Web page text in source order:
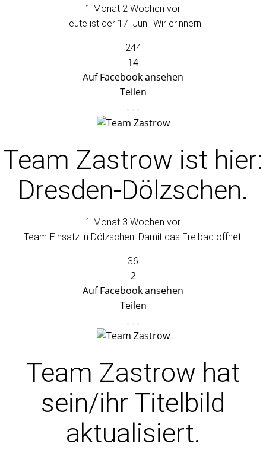
1 Monat 2 Wochen vor
Heute ist der 17. Juni. Wir erinnern.
244
14
Auf Facebook ansehen
Teilen
Team Zastrow ist hier:
Dresden-Dölzschen.
1 Monat 3 Wochen vor
Team-Einsatz in Dölzschen. Damit das Freibad öffnet!
36
2
Auf Facebook ansehen
Teilen
Team Zastrow hat
sein/ihr Titelbild
aktualisiert.